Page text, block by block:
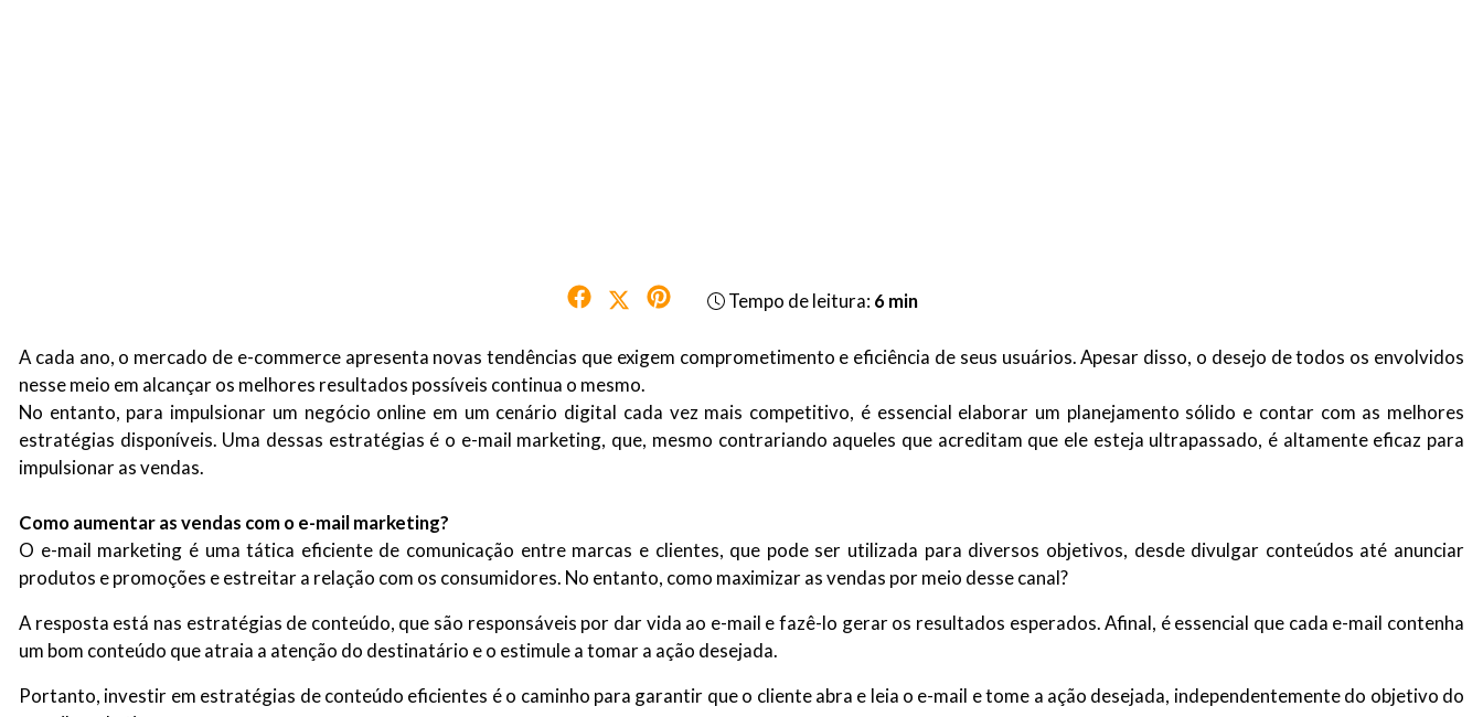
Tempo de leitura: 6 min
A cada ano, o mercado de e-commerce apresenta novas tendências que exigem comprometimento e eficiência de seus usuários. Apesar disso, o desejo de todos os envolvidos
nesse meio em alcançar os melhores resultados possíveis continua o mesmo.
No entanto, para impulsionar um negócio online em um cenário digital cada vez mais competitivo, é essencial elaborar um planejamento sólido e contar com as melhores
estratégias disponíveis. Uma dessas estratégias é o e-mail marketing, que, mesmo contrariando aqueles que acreditam que ele esteja ultrapassado, é altamente eficaz para
impulsionar as vendas.
Como aumentar as vendas com o e-mail marketing?
O e-mail marketing é uma tática eficiente de comunicação entre marcas e clientes, que pode ser utilizada para diversos objetivos, desde divulgar conteúdos até anunciar
produtos e promoções e estreitar a relação com os consumidores. No entanto, como maximizar as vendas por meio desse canal?
A resposta está nas estratégias de conteúdo, que são responsáveis por dar vida ao e-mail e fazê-lo gerar os resultados esperados. Afinal, é essencial que cada e-mail contenha
um bom conteúdo que atraia a atenção do destinatário e o estimule a tomar a ação desejada.
Portanto, investir em estratégias de conteúdo eficientes é o caminho para garantir que o cliente abra e leia o e-mail e tome a ação desejada, independentemente do objetivo do